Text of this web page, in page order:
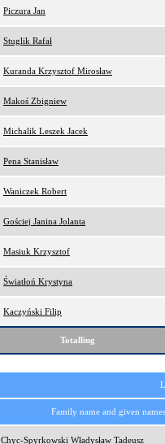
Piczura Jan
Stuglik Rafał
Kuranda Krzysztof Mirosław
Makoś Zbigniew
Michalik Leszek Jacek
Pena Stanisław
Waniczek Robert
Gościej Janina Jolanta
Masiuk Krzysztof
Światłoń Krystyna
Kaczyński Filip
Totalling
Family name and given names
Chyc-Spyrkowski Władysław Tadeusz